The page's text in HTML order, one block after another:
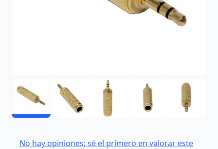
No hay opiniones; sé el primero en valorar este